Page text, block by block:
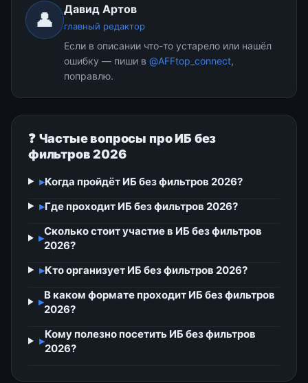
👤 Давид Артов
главный редактор
Если в описании что-то устарело или нашёл
ошибку — пиши в @AFFtop_connect,
поправлю.
❓ Частые вопросы про ИБ без
фильтров 2026
▸Когда пройдёт ИБ без фильтров 2026?
▸Где проходит ИБ без фильтров 2026?
▸
Сколько стоит участие в ИБ без фильтров
2026?
▸Кто организует ИБ без фильтров 2026?
▸
В каком формате проходит ИБ без фильтров
2026?
▸
Кому полезно посетить ИБ без фильтров
2026?